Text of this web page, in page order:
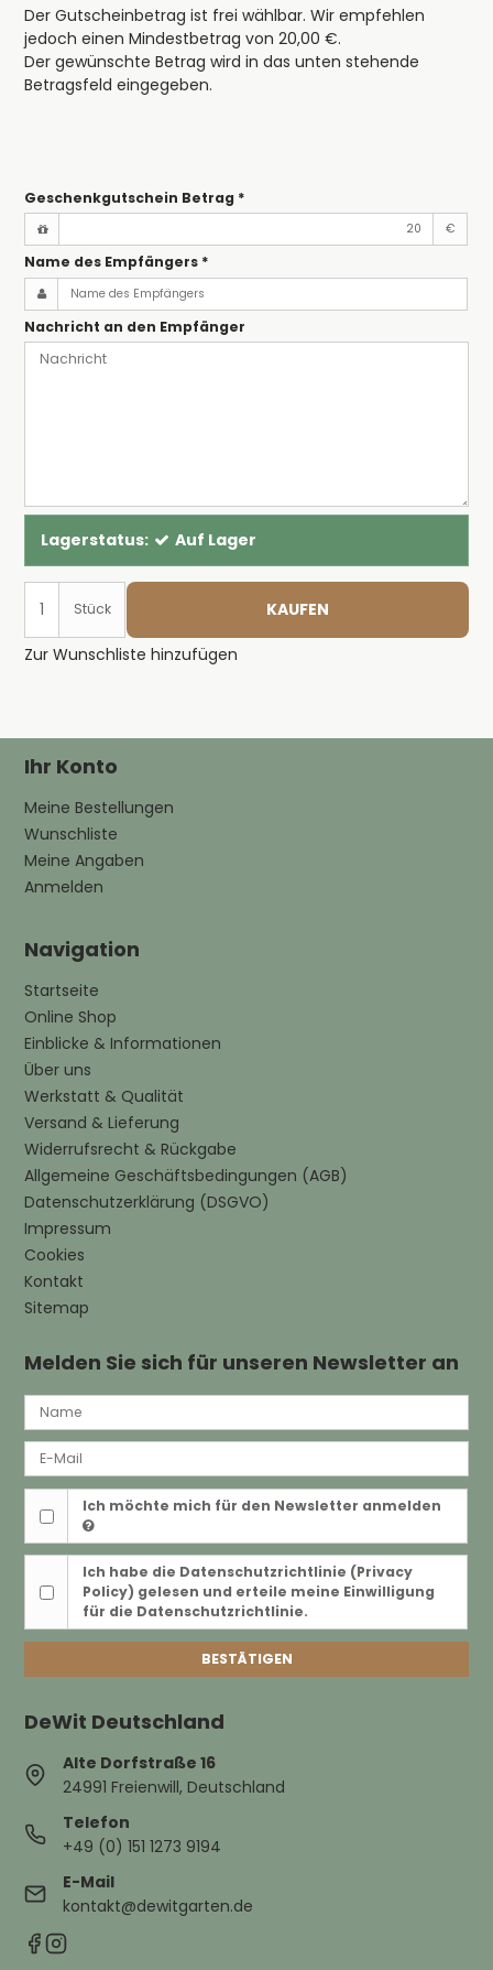
Der Gutscheinbetrag ist frei wählbar. Wir empfehlen
jedoch einen Mindestbetrag von 20,00 €.
Der gewünschte Betrag wird in das unten stehende
Betragsfeld eingegeben.
Geschenkgutschein Betrag *
€
Name des Empfängers *
Nachricht an den Empfänger
Lagerstatus: Auf Lager
Stück KAUFEN
Zur Wunschliste hinzufügen
Ihr Konto
Meine Bestellungen
Wunschliste
Meine Angaben
Anmelden
Navigation
Startseite
Online Shop
Einblicke & Informationen
Über uns
Werkstatt & Qualität
Versand & Lieferung
Widerrufsrecht & Rückgabe
Allgemeine Geschäftsbedingungen (AGB)
Datenschutzerklärung (DSGVO)
Impressum
Cookies
Kontakt
Sitemap
Melden Sie sich für unseren Newsletter an
Ich möchte mich für den Newsletter anmelden
Ich habe die Datenschutzrichtlinie (Privacy
Policy) gelesen und erteile meine Einwilligung
für die Datenschutzrichtlinie.
BESTÄTIGEN
DeWit Deutschland
Alte Dorfstraße 16
24991 Freienwill, Deutschland
Telefon
+49 (0) 151 1273 9194
E-Mail
kontakt@dewitgarten.de